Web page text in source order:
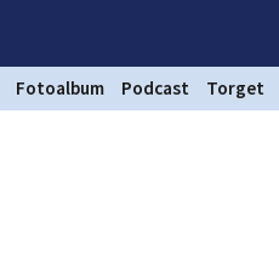
Fotoalbum Podcast Torget